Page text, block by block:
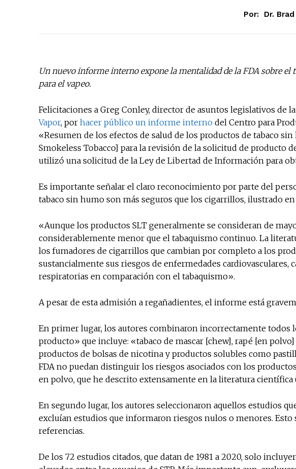
Por: Dr.
Un nuevo informe interno expone la mentalidad de la FDA sobre
para el vapeo.
Felicitaciones a Greg Conley, director de asuntos legislativos de la
Vapor, por hacer público un informe interno del Centro para
«Resumen de los efectos de salud de los productos de tabaco
Smokeless Tobacco] para la revisión de la solicitud de producto
utilizó una solicitud de la Ley de Libertad de Información para
Es importante señalar el claro reconocimiento por parte del
tabaco sin humo son más seguros que los cigarrillos, ilustrado
«Aunque los productos SLT generalmente se consideran de
considerablemente menor que el tabaquismo continuo. La
los fumadores de cigarrillos que cambian por completo a los
sustancialmente sus riesgos de enfermedades cardiovasculares,
respiratorias en comparación con el tabaquismo».
A pesar de esta admisión a regañadientes, el informe está
En primer lugar, los autores combinaron incorrectamente todos
producto» que incluye: «tabaco de mascar [chew], rapé [en
productos de bolsas de nicotina y productos solubles como
FDA no puedan distinguir los riesgos asociados con los
en polvo, que he descrito extensamente en la literatura científica
En segundo lugar, los autores seleccionaron aquellos estudios
excluían estudios que informaron riesgos nulos o menores. Esto
referencias.
De los 72 estudios citados, que datan de 1981 a 2020, solo